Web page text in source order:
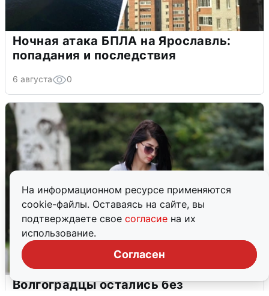
На информационном ресурсе применяются
cookie-файлы. Оставаясь на сайте, вы
подтверждаете свое согласие на их
использование.
Согласен
Ночная атака БПЛА на Ярославль:
попадания и последствия
6 августа 0
Волгоградцы остались без